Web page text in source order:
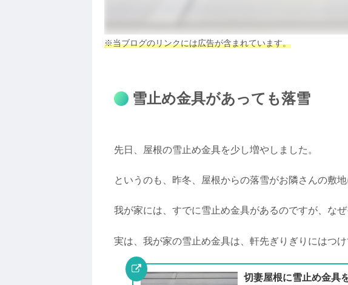
※当ブログのリンクには広告が含まれています。
雪止め金具があっても落雪
先日、屋根の雪止め金具を少し増やしました。
というのも、昨冬、屋根からの落雪がお隣さんの敷地
我が家には、すでに雪止め金具があるのですが、な
実は、我が家の雪止め金具は、軒先ぎりぎりにはつけ
切妻屋根に雪止め金具